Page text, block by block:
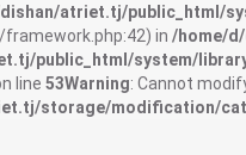
atriet.tj/public_html/
in /home/
public_html/system/
line 53Warning: Cannot
storage/modification/